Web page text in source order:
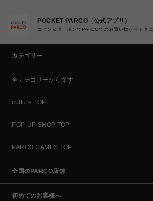
POCKET PARCO（公式アプリ）
コイン＆クーポンでPARCOでのお買い物がオトクに
カテゴリー
全カテゴリーから探す
culture TOP
POP-UP SHOP TOP
PARCO GAMES TOP
全国のPARCO店舗
初めてのお客様へ